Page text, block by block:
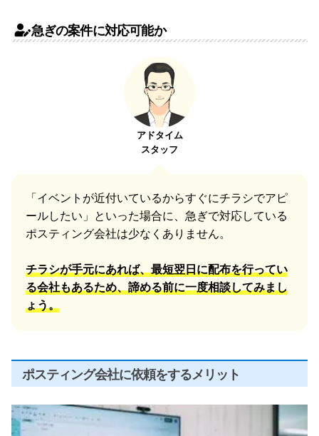
急ぎの案件に対応可能か
「イベントが近付いているからすぐにチラシでアピ
ールしたい」といった場合に、急ぎで対応している
ポスティング会社は少なくありません。
チラシが手元にあれば、最短翌日に配布を行ってい
る会社もあるため、諦める前に一度相談してみまし
ょう。
アドタイム
スタッフ
ポスティング会社に依頼をするメリット